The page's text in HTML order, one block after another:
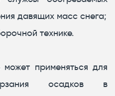
давящих масс снега;
технике.
применяться для
осадков в